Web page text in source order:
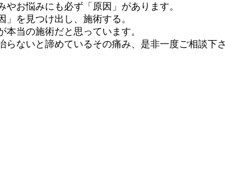
やお悩みにも必ず「原因」があります。
」を見つけ出し、施術する。
本当の施術だと思っています。
らないと諦めているその痛み、是非一度ご相談下さ